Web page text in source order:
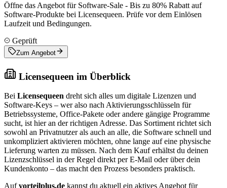
Öffne das Angebot für Software-Sale - Bis zu 80% Rabatt auf
Software-Produkte bei Licensequeen. Prüfe vor dem Einlösen
Laufzeit und Bedingungen.
Geprüft
Zum Angebot
Licensequeen im Überblick
Bei Licensequeen dreht sich alles um digitale Lizenzen und
Software-Keys – wer also nach Aktivierungsschlüsseln für
Betriebssysteme, Office-Pakete oder andere gängige Programme
sucht, ist hier an der richtigen Adresse. Das Sortiment richtet sich
sowohl an Privatnutzer als auch an alle, die Software schnell und
unkompliziert aktivieren möchten, ohne lange auf eine physische
Lieferung warten zu müssen. Nach dem Kauf erhältst du deinen
Lizenzschlüssel in der Regel direkt per E-Mail oder über dein
Kundenkonto – das macht den Prozess besonders praktisch.
Aufvorteilplus.de kannst du aktuell ein aktives Angebot für